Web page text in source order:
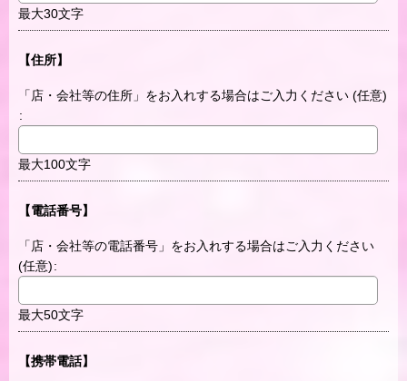
最大30文字
【住所】
「店・会社等の住所」をお入れする場合はご入力ください (任意)
:
最大100文字
【電話番号】
「店・会社等の電話番号」をお入れする場合はご入力ください
(任意):
最大50文字
【携帯電話】